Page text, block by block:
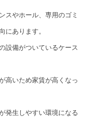
スやホール、専用のゴミ
にあります。
設備がついているケース
高いため家賃が高くなっ
発生しやすい環境になる